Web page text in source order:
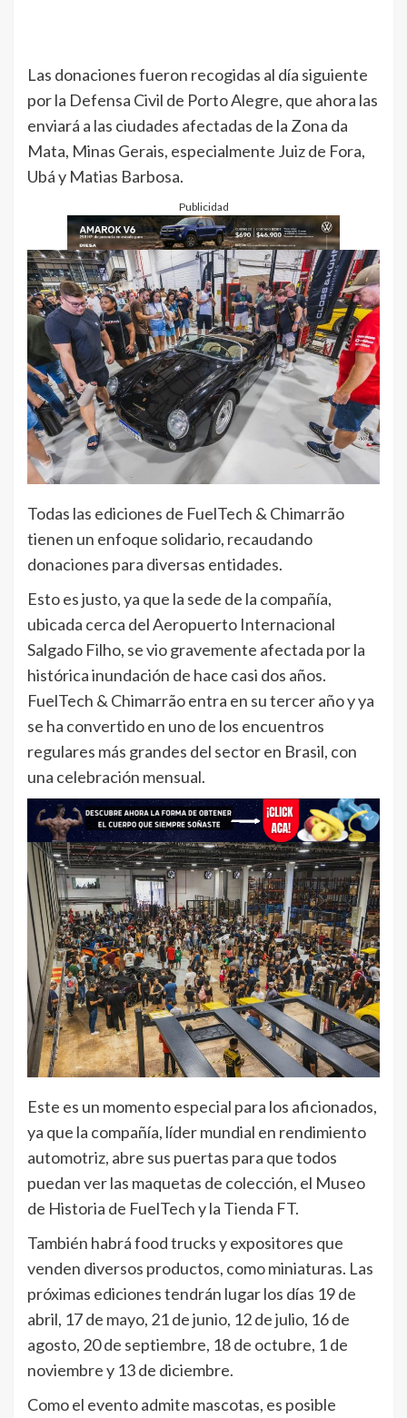
Las donaciones fueron recogidas al día siguiente
por la Defensa Civil de Porto Alegre, que ahora las
enviará a las ciudades afectadas de la Zona da
Mata, Minas Gerais, especialmente Juiz de Fora,
Ubá y Matias Barbosa.
Publicidad
Todas las ediciones de FuelTech & Chimarrão
tienen un enfoque solidario, recaudando
donaciones para diversas entidades.
Esto es justo, ya que la sede de la compañía,
ubicada cerca del Aeropuerto Internacional
Salgado Filho, se vio gravemente afectada por la
histórica inundación de hace casi dos años.
FuelTech & Chimarrão entra en su tercer año y ya
se ha convertido en uno de los encuentros
regulares más grandes del sector en Brasil, con
una celebración mensual.
Este es un momento especial para los aficionados,
ya que la compañía, líder mundial en rendimiento
automotriz, abre sus puertas para que todos
puedan ver las maquetas de colección, el Museo
de Historia de FuelTech y la Tienda FT.
También habrá food trucks y expositores que
venden diversos productos, como miniaturas. Las
próximas ediciones tendrán lugar los días 19 de
abril, 17 de mayo, 21 de junio, 12 de julio, 16 de
agosto, 20 de septiembre, 18 de octubre, 1 de
noviembre y 13 de diciembre.
Como el evento admite mascotas, es posible